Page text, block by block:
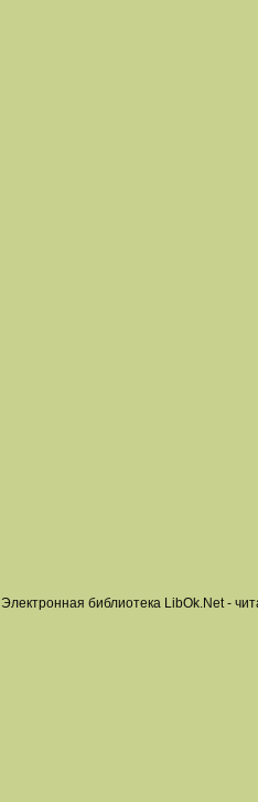
Электронная библиотека LibOk.Net -